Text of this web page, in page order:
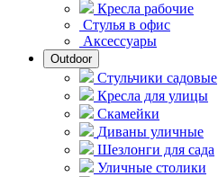
Кресла рабочие
Стулья в офис
Аксессуары
Outdoor
Стульчики садовые
Кресла для улицы
Скамейки
Диваны уличные
Шезлонги для сада
Уличные столики